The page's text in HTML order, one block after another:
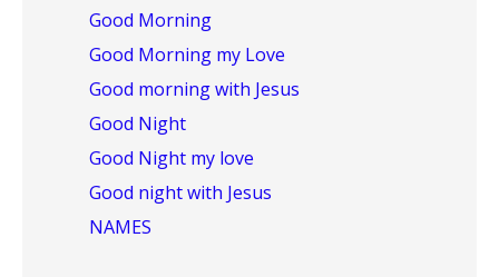
Good Morning
Good Morning my Love
Good morning with Jesus
Good Night
Good Night my love
Good night with Jesus
NAMES